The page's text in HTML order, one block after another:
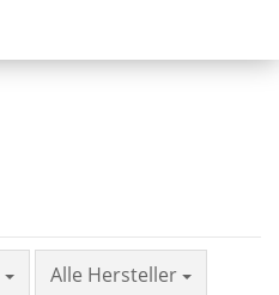
Alle Hersteller